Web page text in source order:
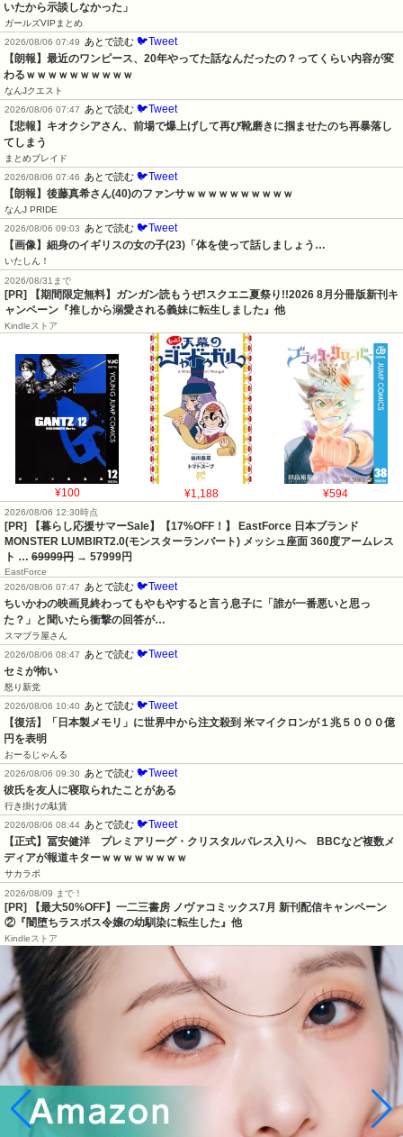
いたから示談しなかった」
ガールズVIPまとめ
2026/08/06 07:49
あとで読む 🐦Tweet
【朗報】最近のワンピース、20年やってた話なんだったの？ってくらい内容が変
わるｗｗｗｗｗｗｗｗｗｗ
なんJクエスト
2026/08/06 07:47
あとで読む 🐦Tweet
【悲報】キオクシアさん、前場で爆上げして再び靴磨きに掴ませたのち再暴落し
てしまう
まとめブレイド
2026/08/06 07:46
あとで読む 🐦Tweet
【朗報】後藤真希さん(40)のファンサｗｗｗｗｗｗｗｗｗｗ
なんJ PRIDE
2026/08/06 09:03
あとで読む 🐦Tweet
【画像】細身のイギリスの女の子(23)「体を使って話しましょう…
いたしん！
2026/08/31まで
[PR] 【期間限定無料】ガンガン読もうぜ!スクエニ夏祭り!!2026 8月分冊版新刊キ
ャンペーン『推しから溺愛される義妹に転生しました』他
Kindleストア
¥100 ¥1,188 ¥594
2026/08/06 12:30時点
[PR] 【暮らし応援サマーSale】【17%OFF！】 EastForce 日本ブランド
MONSTER LUMBIRT2.0(モンスターランバート) メッシュ座面 360度アームレス
ト … 69999円 → 57999円
EastForce
2026/08/06 07:47
あとで読む 🐦Tweet
ちいかわの映画見終わってもやもやすると言う息子に「誰が一番悪いと思っ
た？」と聞いたら衝撃の回答が…
スマブラ屋さん
2026/08/06 08:47
あとで読む 🐦Tweet
セミが怖い
怒り新党
2026/08/06 10:40
あとで読む 🐦Tweet
【復活】「日本製メモリ」に世界中から注文殺到 米マイクロンが１兆５０００億
円を表明
おーるじゃんる
2026/08/06 09:30
あとで読む 🐦Tweet
彼氏を友人に寝取られたことがある
行き掛けの駄賃
2026/08/06 08:44 あとで読む 🐦Tweet
【正式】冨安健洋　プレミアリーグ・クリスタルパレス入りへ　BBCなど複数メ
ディアが報道キターｗｗｗｗｗｗｗｗ
サカラボ
2026/08/09 まで！
[PR] 【最大50%OFF】一二三書房 ノヴァコミックス7月 新刊配信キャンペーン
②『闇堕ちラスボス令嬢の幼馴染に転生した』他
Kindleストア